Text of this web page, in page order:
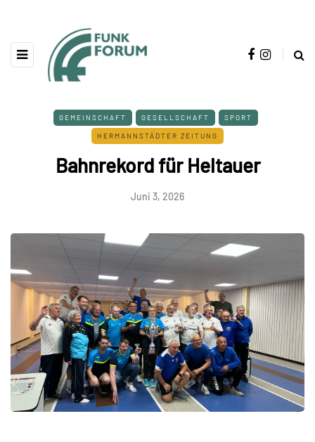
GEMEINSCHAFT GESELLSCHAFT SPORT
HERMANNSTÄDTER ZEITUNG
Bahnrekord für Heltauer
Juni 3, 2026